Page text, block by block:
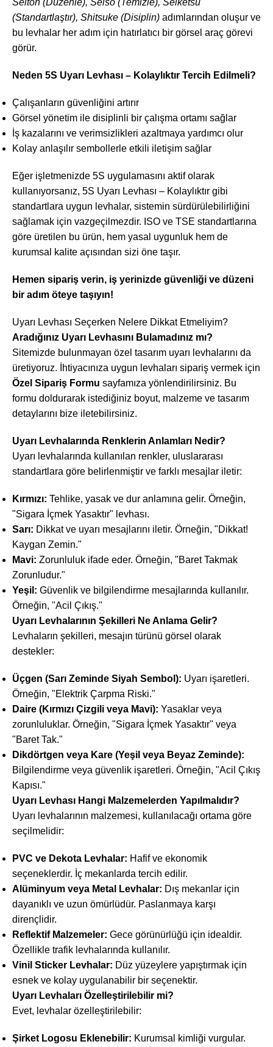
Seiton (Düzenle), Seiso (Temizle), Seiketsu
(Standartlaştır), Shitsuke (Disiplin) adımlarından oluşur ve
bu levhalar her adım için hatırlatıcı bir görsel araç görevi
görür.
Neden 5S Uyarı Levhası – Kolaylıktır Tercih Edilmeli?
Çalışanların güvenliğini artırır
Görsel yönetim ile disiplinli bir çalışma ortamı sağlar
İş kazalarını ve verimsizlikleri azaltmaya yardımcı olur
Kolay anlaşılır sembollerle etkili iletişim sağlar
Eğer işletmenizde 5S uygulamasını aktif olarak
kullanıyorsanız, 5S Uyarı Levhası – Kolaylıktır gibi
standartlara uygun levhalar, sistemin sürdürülebilirliğini
sağlamak için vazgeçilmezdir. ISO ve TSE standartlarına
göre üretilen bu ürün, hem yasal uygunluk hem de
kurumsal kalite açısından sizi öne taşır.
Hemen sipariş verin, iş yerinizde güvenliği ve düzeni
bir adım öteye taşıyın!
Uyarı Levhası Seçerken Nelere Dikkat Etmeliyim?
Aradığınız Uyarı Levhasını Bulamadınız mı?
Sitemizde bulunmayan özel tasarım uyarı levhalarını da
üretiyoruz. İhtiyacınıza uygun levhaları sipariş vermek için
Özel Sipariş Formu sayfamıza yönlendirilirsiniz. Bu
formu doldurarak istediğiniz boyut, malzeme ve tasarım
detaylarını bize iletebilirsiniz.
Uyarı Levhalarında Renklerin Anlamları Nedir?
Uyarı levhalarında kullanılan renkler, uluslararası
standartlara göre belirlenmiştir ve farklı mesajlar iletir:
Kırmızı: Tehlike, yasak ve dur anlamına gelir. Örneğin,
"Sigara İçmek Yasaktır" levhası.
Sarı: Dikkat ve uyarı mesajlarını iletir. Örneğin, "Dikkat!
Kaygan Zemin."
Mavi: Zorunluluk ifade eder. Örneğin, "Baret Takmak
Zorunludur."
Yeşil: Güvenlik ve bilgilendirme mesajlarında kullanılır.
Örneğin, "Acil Çıkış."
Uyarı Levhalarının Şekilleri Ne Anlama Gelir?
Levhaların şekilleri, mesajın türünü görsel olarak
destekler:
Üçgen (Sarı Zeminde Siyah Sembol): Uyarı işaretleri.
Örneğin, "Elektrik Çarpma Riski."
Daire (Kırmızı Çizgili veya Mavi): Yasaklar veya
zorunluluklar. Örneğin, "Sigara İçmek Yasaktır" veya
"Baret Tak."
Dikdörtgen veya Kare (Yeşil veya Beyaz Zeminde):
Bilgilendirme veya güvenlik işaretleri. Örneğin, "Acil Çıkış
Kapısı."
Uyarı Levhası Hangi Malzemelerden Yapılmalıdır?
Uyarı levhalarının malzemesi, kullanılacağı ortama göre
seçilmelidir:
PVC ve Dekota Levhalar: Hafif ve ekonomik
seçeneklerdir. İç mekanlarda tercih edilir.
Alüminyum veya Metal Levhalar: Dış mekanlar için
dayanıklı ve uzun ömürlüdür. Paslanmaya karşı
dirençlidir.
Reflektif Malzemeler: Gece görünürlüğü için idealdir.
Özellikle trafik levhalarında kullanılır.
Vinil Sticker Levhalar: Düz yüzeylere yapıştırmak için
esnek ve kolay uygulanabilir bir seçenektir.
Uyarı Levhaları Özelleştirilebilir mi?
Evet, levhalar özelleştirilebilir:
Şirket Logosu Eklenebilir: Kurumsal kimliği vurgular.